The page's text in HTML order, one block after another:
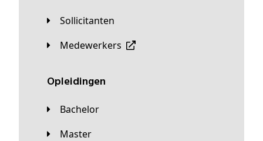
Sollicitanten
Medewerkers
Opleidingen
Bachelor
Master